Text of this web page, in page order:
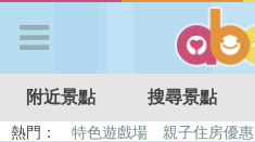
APP登入
附近景點 搜尋景點
熱門： 特色遊戲場 親子住房優惠